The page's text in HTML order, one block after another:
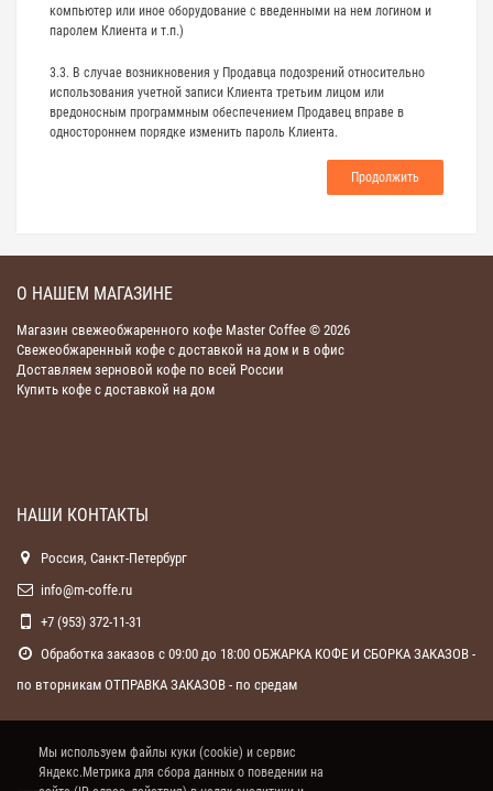
компьютер или иное оборудование с введенными на нем логином и
паролем Клиента и т.п.)
3.3. В случае возникновения у Продавца подозрений относительно
использования учетной записи Клиента третьим лицом или
вредоносным программным обеспечением Продавец вправе в
одностороннем порядке изменить пароль Клиента.
Продолжить
О НАШЕМ МАГАЗИНЕ
Магазин свежеобжаренного кофе Master Coffee © 2026
Свежеобжаренный кофе с доставкой на дом и в офис
Доставляем зерновой кофе по всей России
Купить кофе с доставкой на дом
НАШИ КОНТАКТЫ
Россия, Санкт-Петербург
info@m-coffe.ru
+7 (953) 372-11-31
Обработка заказов с 09:00 до 18:00 ОБЖАРКА КОФЕ И СБОРКА ЗАКАЗОВ -
по вторникам ОТПРАВКА ЗАКАЗОВ - по средам
Мы используем файлы куки (cookie) и сервис
Яндекс.Метрика для сбора данных о поведении на